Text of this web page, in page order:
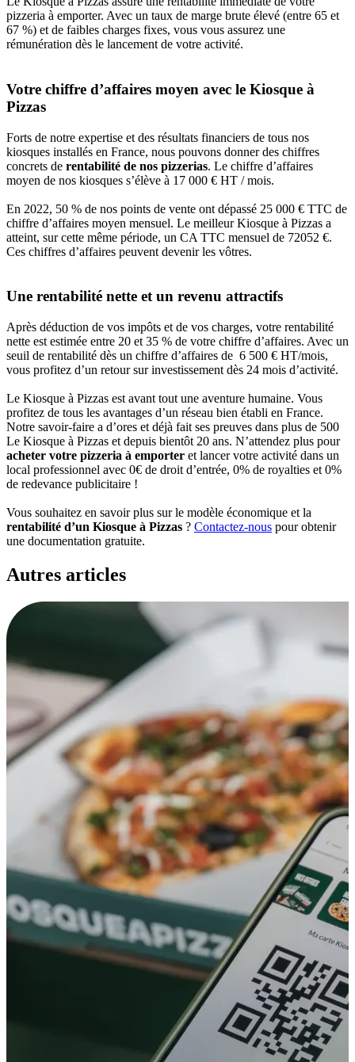
pizzeria à emporter. Avec un taux de marge brute élevé (entre 65 et
67 %) et de faibles charges fixes, vous vous assurez une
rémunération dès le lancement de votre activité.
Votre chiffre d’affaires moyen avec le Kiosque à
Pizzas
Forts de notre expertise et des résultats financiers de tous nos
kiosques installés en France, nous pouvons donner des chiffres
concrets de rentabilité de nos pizzerias. Le chiffre d’affaires
moyen de nos kiosques s’élève à 17 000 € HT / mois.
En 2022, 50 % de nos points de vente ont dépassé 25 000 € TTC de
chiffre d’affaires moyen mensuel. Le meilleur Kiosque à Pizzas a
atteint, sur cette même période, un CA TTC mensuel de 72052 €.
Ces chiffres d’affaires peuvent devenir les vôtres.
Une rentabilité nette et un revenu attractifs
Après déduction de vos impôts et de vos charges, votre rentabilité
nette est estimée entre 20 et 35 % de votre chiffre d’affaires. Avec un
seuil de rentabilité dès un chiffre d’affaires de 6 500 € HT/mois,
vous profitez d’un retour sur investissement dès 24 mois d’activité.
Le Kiosque à Pizzas est avant tout une aventure humaine. Vous
profitez de tous les avantages d’un réseau bien établi en France.
Notre savoir-faire a d’ores et déjà fait ses preuves dans plus de 500
Le Kiosque à Pizzas et depuis bientôt 20 ans. N’attendez plus pour
acheter votre pizzeria à emporter et lancer votre activité dans un
local professionnel avec 0€ de droit d’entrée, 0% de royalties et 0%
de redevance publicitaire !
Vous souhaitez en savoir plus sur le modèle économique et la
rentabilité d’un Kiosque à Pizzas ? Contactez-nous pour obtenir
une documentation gratuite.
Autres articles